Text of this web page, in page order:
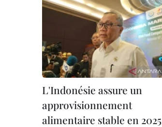
L'Indonésie assure un
approvisionnement
alimentaire stable en 2025